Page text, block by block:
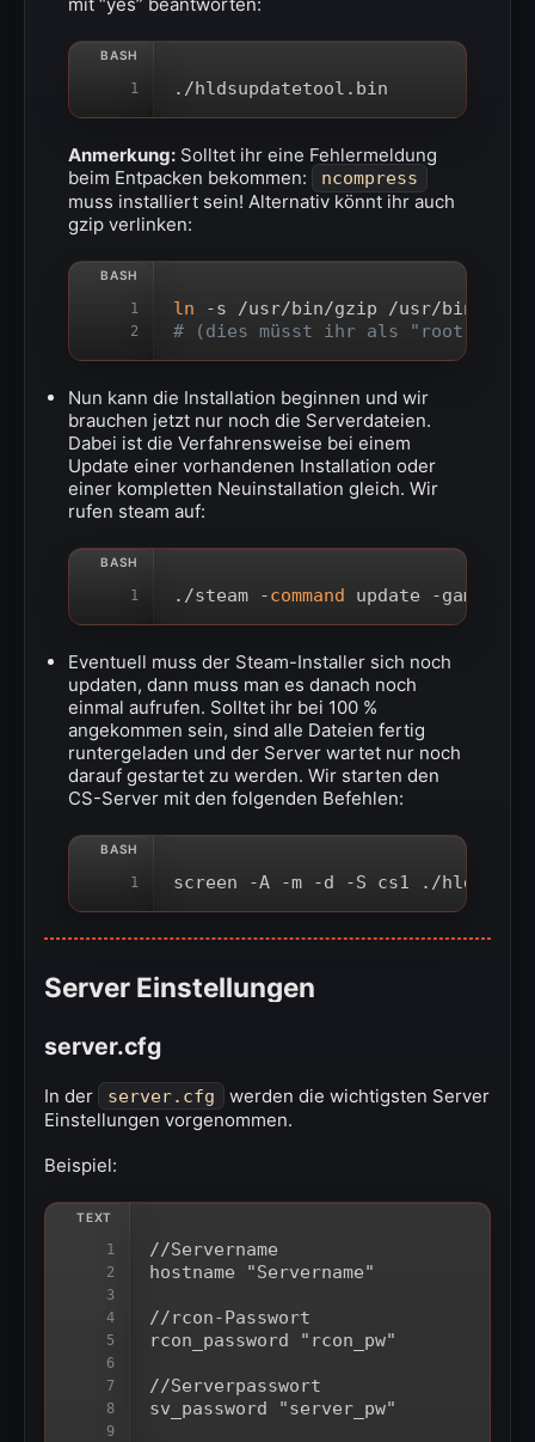
1 ./hldsupdatetool.bin
Anmerkung: Solltet ihr eine Fehlermeldung
beim Entpacken bekommen:
ncompress
muss installiert sein! Alternativ könnt ihr auch
gzip verlinken:
1
2
ln -s /usr/bin/gzip /usr/bin/
# (dies müsst ihr als "root"
Nun kann die Installation beginnen und wir
brauchen jetzt nur noch die Serverdateien.
Dabei ist die Verfahrensweise bei einem
Update einer vorhandenen Installation oder
einer kompletten Neuinstallation gleich. Wir
rufen steam auf:
1 ./steam -command update -game
Eventuell muss der Steam-Installer sich noch
updaten, dann muss man es danach noch
einmal aufrufen. Solltet ihr bei 100 %
angekommen sein, sind alle Dateien fertig
runtergeladen und der Server wartet nur noch
darauf gestartet zu werden. Wir starten den
CS-Server mit den folgenden Befehlen:
1 screen -A -m -d -S cs1 ./hlds_run
Server Einstellungen
server.cfg
In der server.cfg
werden die wichtigsten Server
Einstellungen vorgenommen.
Beispiel:
1
2
3
4
5
6
7
8
9
//Servername
hostname "Servername"
//rcon-Passwort
rcon_password "rcon_pw"
//Serverpasswort
sv_password "server_pw"